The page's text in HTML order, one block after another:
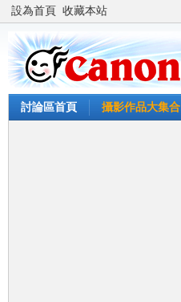
設為首頁 收藏本站
討論區首頁 攝影作品大集合